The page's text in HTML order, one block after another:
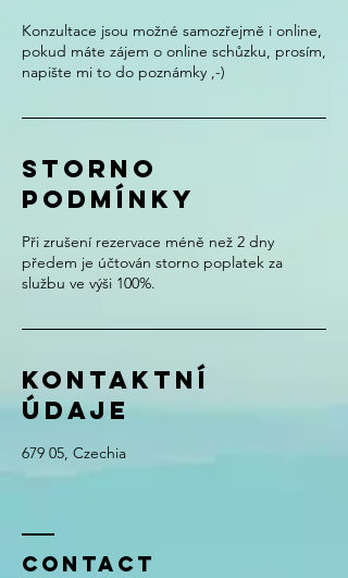
Konzultace jsou možné samozřejmě i online,
pokud máte zájem o online schůzku, prosím,
napište mi to do poznámky ,-)
Storno
podmínky
Při zrušení rezervace méně než 2 dny
předem je účtován storno poplatek za
službu ve výši 100%.
Kontaktní
údaje
679 05, Czechia
Contact